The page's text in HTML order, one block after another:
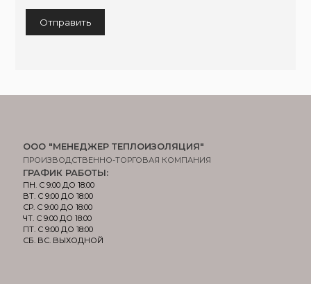
ООО "МЕНЕДЖЕР ТЕПЛОИЗОЛЯЦИЯ"
ПРОИЗВОДСТВЕННО-ТОРГОВАЯ КОМПАНИЯ
ГРАФИК РАБОТЫ:
ПН. С 9:00 ДО 18:00
ВТ. С 9:00 ДО 18:00
СР. С 9:00 ДО 18:00
ЧТ. С 9:00 ДО 18:00
ПТ. С 9:00 ДО 18:00
СБ. ВС. ВЫХОДНОЙ